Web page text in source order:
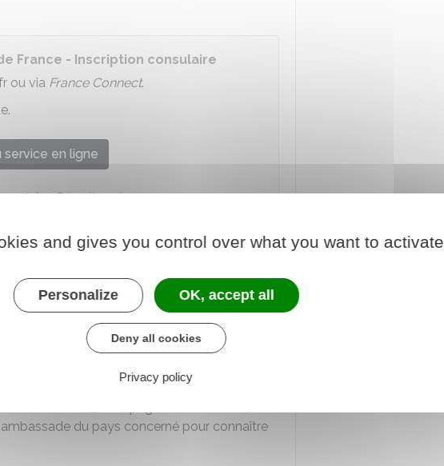
France - Inscription consulaire
ou via France Connect.
service en ligne
et des affaires étrangères
les documents suivants, pour vous-
inscrire :
français (en cours de validité ou
dépendant du consulat : contrat de
d'hébergement ou toute autre pièce
arriver qu'il y ait plusieurs consulats dans le
en Suisse, en Espagne. Dans ce cas,
du pays concerné pour connaître
and gives you control over what you want to activate
Personalize OK, accept all
Deny all cookies
Privacy policy